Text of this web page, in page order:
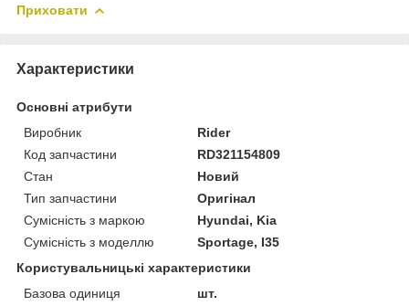
Приховати
Характеристики
Основні атрибути
Виробник
Rider
Код запчастини
RD321154809
Стан
Новий
Тип запчастини
Оригінал
Сумісність з маркою
Hyundai, Kia
Сумісність з моделлю
Sportage, I35
Користувальницькі характеристики
Базова одиниця
шт.